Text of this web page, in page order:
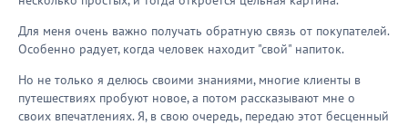
Для меня очень важно получать обратную связь от покупателей.
Особенно радует, когда человек находит "свой" напиток.
Но не только я делюсь своими знаниями, многие клиенты в
путешествиях пробуют новое, а потом рассказывают мне о
своих впечатлениях. Я, в свою очередь, передаю этот бесценный